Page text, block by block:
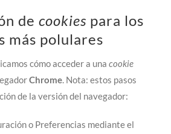
de cookies para los
más polulares
cómo acceder a una cookie
Chrome. Nota: estos pasos
de la versión del navegador:
o Preferencias mediante el